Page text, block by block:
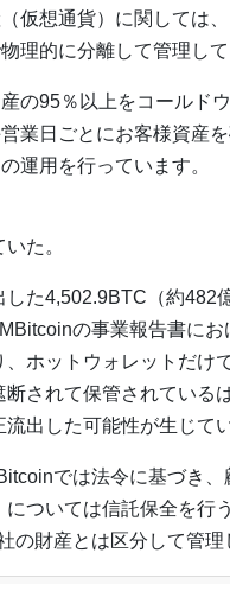
仮想通貨）に関しては
理的に分離して管理して
の95％以上をコールド
業日ごとにお客様資産
運用を行っています。
た。
した4,502.9BTC（約482
の事業報告書に
、ホットウォレットだけ
断されて保管されている
流出した可能性が生じて
では法令に基づき
ついては信託保全を行
の財産とは区分して管理